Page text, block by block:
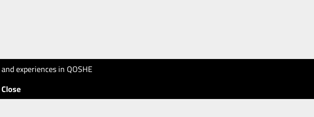
experiences in QOSHE
Close